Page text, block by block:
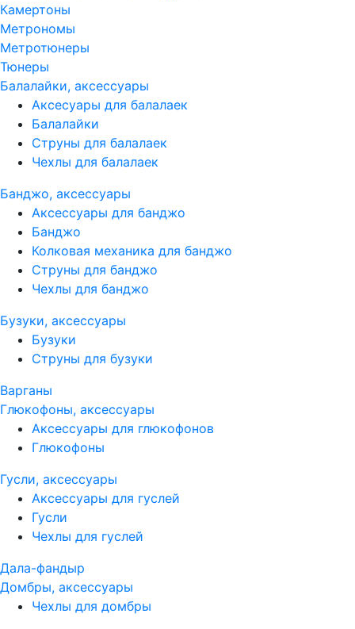
Камертоны
Метрономы
Метротюнеры
Тюнеры
Балалайки, аксессуары
Аксесуары для балалаек
Балалайки
Струны для балалаек
Чехлы для балалаек
Банджо, аксессуары
Аксессуары для банджо
Банджо
Колковая механика для банджо
Струны для банджо
Чехлы для банджо
Бузуки, аксессуары
Бузуки
Струны для бузуки
Варганы
Глюкофоны, аксессуары
Аксессуары для глюкофонов
Глюкофоны
Гусли, аксессуары
Аксессуары для гуслей
Гусли
Чехлы для гуслей
Дала-фандыр
Домбры, аксессуары
Чехлы для домбры